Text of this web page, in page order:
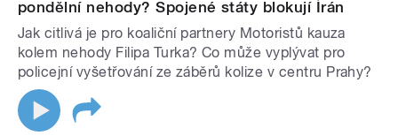
pondělní nehody? Spojené státy blokují Írán
Jak citlivá je pro koaliční partnery Motoristů kauza
kolem nehody Filipa Turka? Co může vyplývat pro
policejní vyšetřování ze záběrů kolize v centru Prahy?